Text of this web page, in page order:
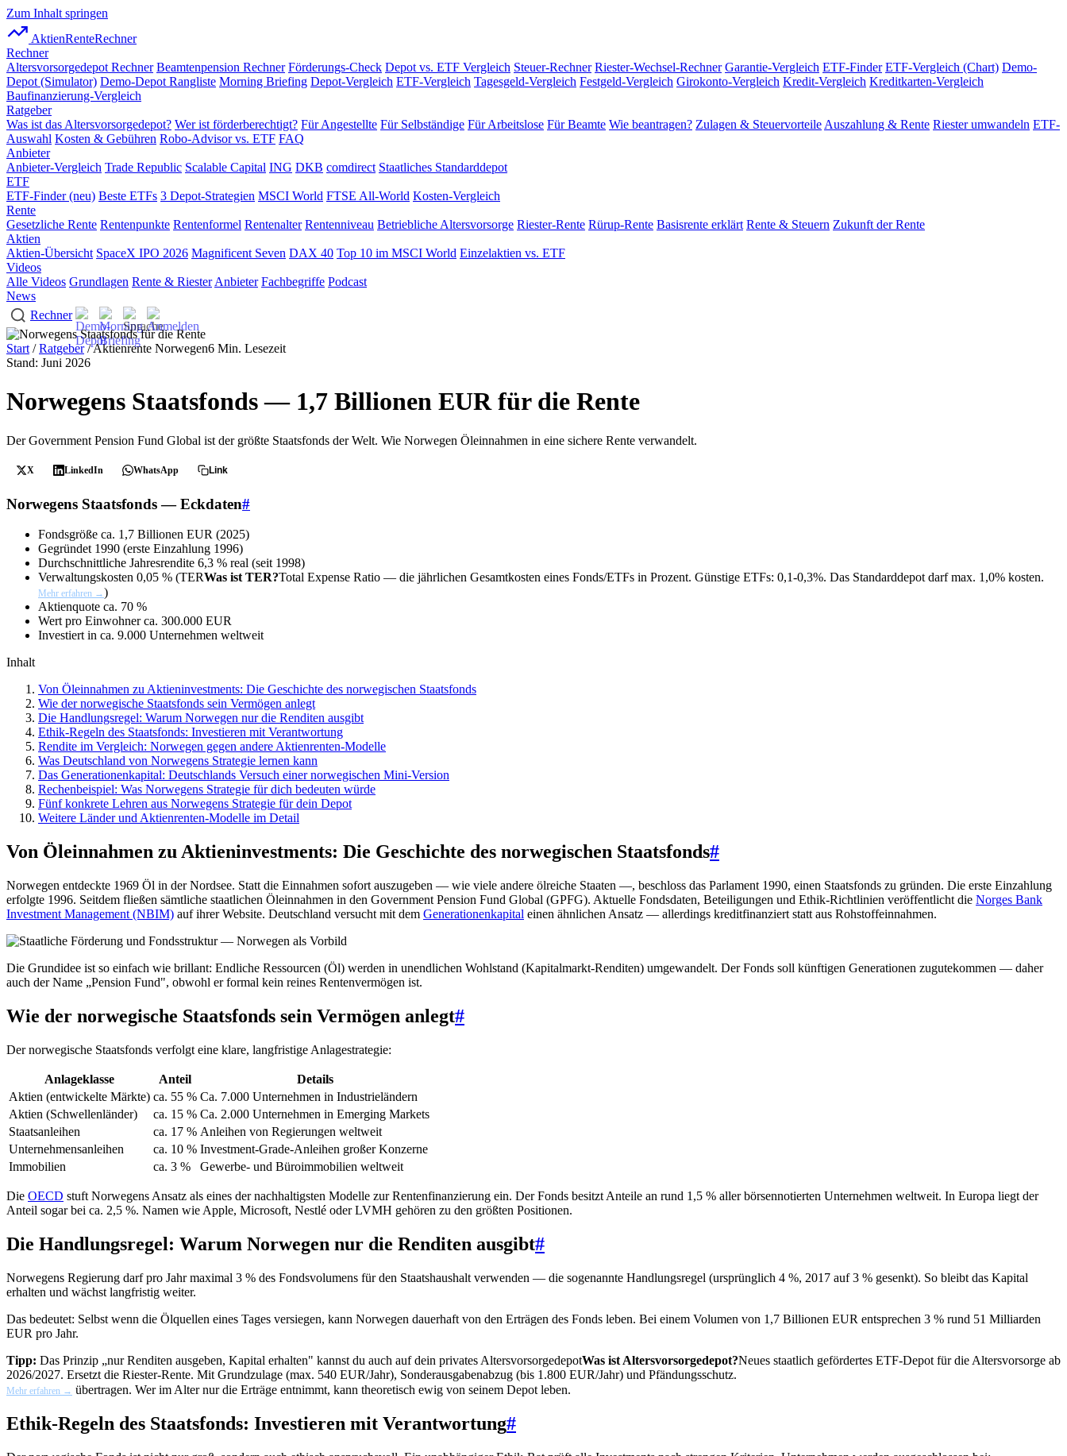
Zum Inhalt springen
AktienRenteRechner
Rechner
Altersvorsorgedepot Rechner Beamtenpension Rechner Förderungs-Check Depot vs. ETF Vergleich Steuer-Rechner Riester-Wechsel-Rechner Garantie-Vergleich ETF-Finder ETF-Vergleich (Chart) Demo-
Depot (Simulator) Demo-Depot Rangliste Morning Briefing Depot-Vergleich ETF-Vergleich Tagesgeld-Vergleich Festgeld-Vergleich Girokonto-Vergleich Kredit-Vergleich Kreditkarten-Vergleich
Baufinanzierung-Vergleich
Ratgeber
Was ist das Altersvorsorgedepot? Wer ist förderberechtigt? Für Angestellte Für Selbständige Für Arbeitslose Für Beamte Wie beantragen? Zulagen & Steuervorteile Auszahlung & Rente Riester umwandeln ETF-
Auswahl Kosten & Gebühren Robo-Advisor vs. ETF FAQ
Anbieter
Anbieter-Vergleich Trade Republic Scalable Capital ING DKB comdirect Staatliches Standarddepot
ETF
ETF-Finder (neu) Beste ETFs 3 Depot-Strategien MSCI World FTSE All-World Kosten-Vergleich
Rente
Gesetzliche Rente Rentenpunkte Rentenformel Rentenalter Rentenniveau Betriebliche Altersvorsorge Riester-Rente Rürup-Rente Basisrente erklärt Rente & Steuern Zukunft der Rente
Aktien
Aktien-Übersicht SpaceX IPO 2026 Magnificent Seven DAX 40 Top 10 im MSCI World Einzelaktien vs. ETF
Videos
Alle Videos Grundlagen Rente & Riester Anbieter Fachbegriffe Podcast
News
Rechner
Start /Ratgeber/ Aktienrente Norwegen6 Min. Lesezeit
Stand: Juni 2026
Norwegens Staatsfonds — 1,7 Billionen EUR für die Rente
Der Government Pension Fund Global ist der größte Staatsfonds der Welt. Wie Norwegen Öleinnahmen in eine sichere Rente verwandelt.
X LinkedIn WhatsApp Link
Norwegens Staatsfonds — Eckdaten#
Fondsgröße ca. 1,7 Billionen EUR (2025)
Gegründet 1990 (erste Einzahlung 1996)
Durchschnittliche Jahresrendite 6,3 % real (seit 1998)
Verwaltungskosten 0,05 % (TERWas ist TER?Total Expense Ratio — die jährlichen Gesamtkosten eines Fonds/ETFs in Prozent. Günstige ETFs: 0,1-0,3%. Das Standarddepot darf max. 1,0% kosten.
Mehr erfahren →)
Aktienquote ca. 70 %
Wert pro Einwohnerca. 300.000 EUR
Investiert in ca. 9.000 Unternehmen weltweit
Inhalt
Von Öleinnahmen zu Aktieninvestments: Die Geschichte des norwegischen Staatsfonds
Wie der norwegische Staatsfonds sein Vermögen anlegt
Die Handlungsregel: Warum Norwegen nur die Renditen ausgibt
Ethik-Regeln des Staatsfonds: Investieren mit Verantwortung
Rendite im Vergleich: Norwegen gegen andere Aktienrenten-Modelle
Was Deutschland von Norwegens Strategie lernen kann
Das Generationenkapital: Deutschlands Versuch einer norwegischen Mini-Version
Rechenbeispiel: Was Norwegens Strategie für dich bedeuten würde
Fünf konkrete Lehren aus Norwegens Strategie für dein Depot
Weitere Länder und Aktienrenten-Modelle im Detail
Von Öleinnahmen zu Aktieninvestments: Die Geschichte des norwegischen Staatsfonds#
Norwegen entdeckte 1969 Öl in der Nordsee. Statt die Einnahmen sofort auszugeben — wie viele andere ölreiche Staaten —, beschloss das Parlament 1990, einen Staatsfonds zu gründen. Die erste Einzahlung
erfolgte 1996. Seitdem fließen sämtliche staatlichen Öleinnahmen in den Government Pension Fund Global (GPFG). Aktuelle Fondsdaten, Beteiligungen und Ethik-Richtlinien veröffentlicht die Norges Bank
Investment Management (NBIM) auf ihrer Website. Deutschland versucht mit dem Generationenkapital einen ähnlichen Ansatz — allerdings kreditfinanziert statt aus Rohstoffeinnahmen.
Die Grundidee ist so einfach wie brillant: Endliche Ressourcen (Öl) werden in unendlichen Wohlstand (Kapitalmarkt-Renditen) umgewandelt. Der Fonds soll künftigen Generationen zugutekommen — daher
auch der Name „Pension Fund", obwohl er formal kein reines Rentenvermögen ist.
Wie der norwegische Staatsfonds sein Vermögen anlegt#
Der norwegische Staatsfonds verfolgt eine klare, langfristige Anlagestrategie:
Anlageklasse Anteil
Details
Aktien (entwickelte Märkte) ca. 55 % Ca. 7.000 Unternehmen in Industrieländern
Aktien (Schwellenländer)
ca. 15 % Ca. 2.000 Unternehmen in Emerging Markets
Staatsanleihen
ca. 17 % Anleihen von Regierungen weltweit
Unternehmensanleihen
ca. 10 % Investment-Grade-Anleihen großer Konzerne
Immobilien
ca. 3 % Gewerbe- und Büroimmobilien weltweit
Die OECD stuft Norwegens Ansatz als eines der nachhaltigsten Modelle zur Rentenfinanzierung ein. Der Fonds besitzt Anteile an rund 1,5 % aller börsennotierten Unternehmen weltweit. In Europa liegt der
Anteil sogar bei ca. 2,5 %. Namen wie Apple, Microsoft, Nestlé oder LVMH gehören zu den größten Positionen.
Die Handlungsregel: Warum Norwegen nur die Renditen ausgibt#
Norwegens Regierung darf pro Jahr maximal 3 % des Fondsvolumens für den Staatshaushalt verwenden — die sogenannte Handlungsregel (ursprünglich 4 %, 2017 auf 3 % gesenkt). So bleibt das Kapital
erhalten und wächst langfristig weiter.
Das bedeutet: Selbst wenn die Ölquellen eines Tages versiegen, kann Norwegen dauerhaft von den Erträgen des Fonds leben. Bei einem Volumen von 1,7 Billionen EUR entsprechen 3 % rund 51 Milliarden
EUR pro Jahr.
Tipp: Das Prinzip „nur Renditen ausgeben, Kapital erhalten" kannst du auch auf dein privates AltersvorsorgedepotWas ist Altersvorsorgedepot?Neues staatlich gefördertes ETF-Depot für die Altersvorsorge ab
2026/2027. Ersetzt die Riester-Rente. Mit Grundzulage (max. 540 EUR/Jahr), Sonderausgabenabzug (bis 1.800 EUR/Jahr) und Pfändungsschutz.
Mehr erfahren → übertragen. Wer im Alter nur die Erträge entnimmt, kann theoretisch ewig von seinem Depot leben.
Ethik-Regeln des Staatsfonds: Investieren mit Verantwortung#